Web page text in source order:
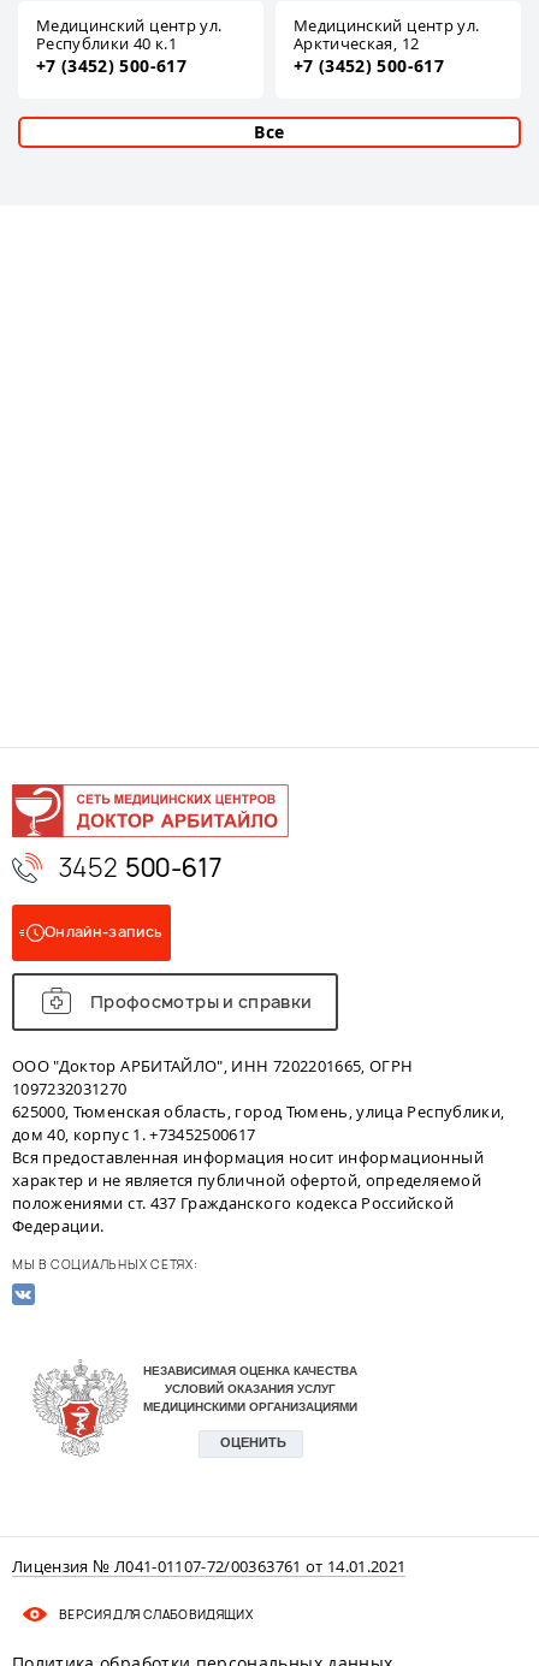
Медицинский центр ул.
Республики 40 к.1
+7 (3452) 500-617
Медицинский центр ул.
Арктическая, 12
+7 (3452) 500-617
Все
3452 500-617
Онлайн-запись
Профосмотры и справки
ООО "Доктор АРБИТАЙЛО", ИНН 7202201665, ОГРН
1097232031270
625000, Тюменская область, город Тюмень, улица Республики,
дом 40, корпус 1. +73452500617
Вся предоставленная информация носит информационный
характер и не является публичной офертой, определяемой
положениями ст. 437 Гражданского кодекса Российской
Федерации.
МЫ В СОЦИАЛЬНЫХ СЕТЯХ:
Лицензия № Л041-01107-72/00363761 от 14.01.2021
ВЕРСИЯ ДЛЯ СЛАБОВИДЯЩИХ